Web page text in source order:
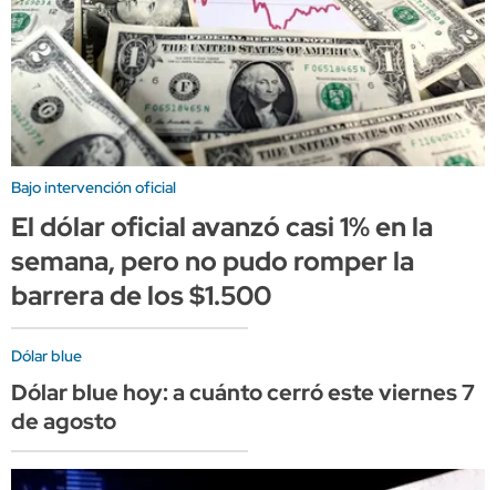
Bajo intervención oficial
El dólar oficial avanzó casi 1% en la
semana, pero no pudo romper la
barrera de los $1.500
Dólar blue
Dólar blue hoy: a cuánto cerró este viernes 7
de agosto